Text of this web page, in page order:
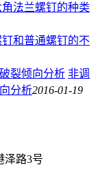
角法兰螺钉的种类
和普通螺钉的不
非调
分析2016-01-19
泽路3号